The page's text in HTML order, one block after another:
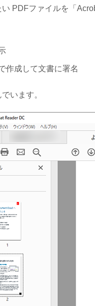
PDFファイルを「
作成して文書に署名
います。